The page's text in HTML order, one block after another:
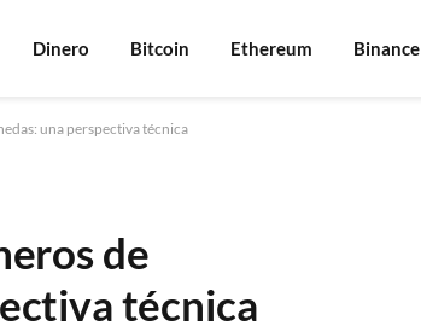
Dinero Bitcoin Ethereum Binance
una perspectiva técnica
de
técnica